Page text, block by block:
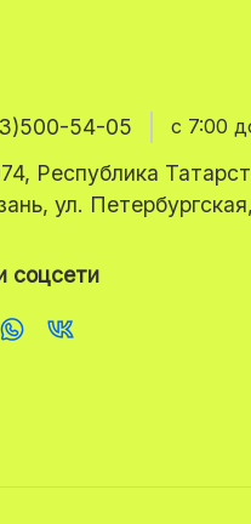
54-05 с 7:00
Республика
ул.
соцсети